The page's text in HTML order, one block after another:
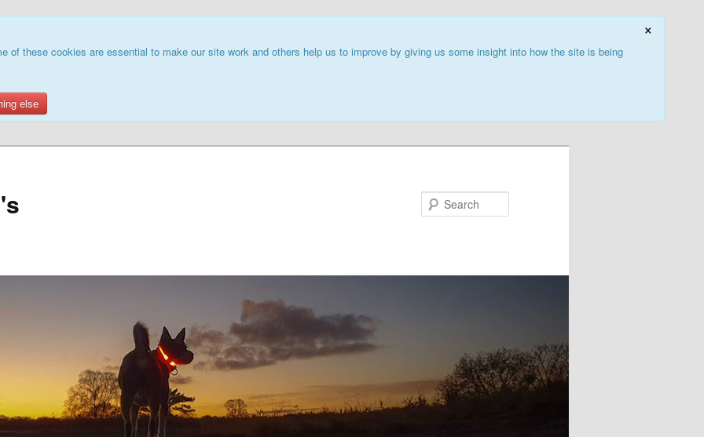
×
of these cookies are essential to make our site work and others help us to improve by giving us some insight into how the site is being
else